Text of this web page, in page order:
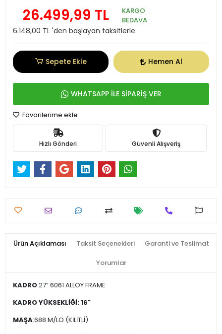
26.499,99 TL
KARGO
BEDAVA
6.148,00 TL 'den başlayan taksitlerle
Sepete Ekle Hemen Al
WHATSAPP İLE SİPARİŞ VER
Favorilerime ekle
Hızlı Gönderi Güvenli Alışveriş
Ürün Açıklaması Taksit Seçenekleri Garanti ve Teslimat
Yorumlar
KADRO:27” 6061 ALLOY FRAME
KADRO YÜKSEKLİĞİ: 16"
MAŞA:688 M/LO (KİLİTLİ)